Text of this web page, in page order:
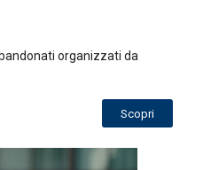
organizzati da
Scopri